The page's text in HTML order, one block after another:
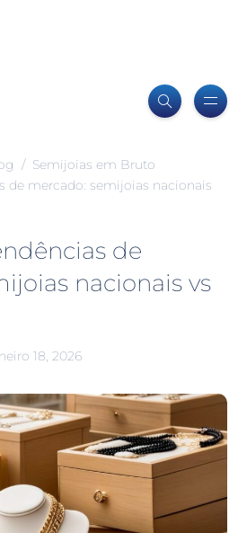
Semijoias em Bruto
de mercado: semijoias nacionais
de
nacionais vs
18, 2026